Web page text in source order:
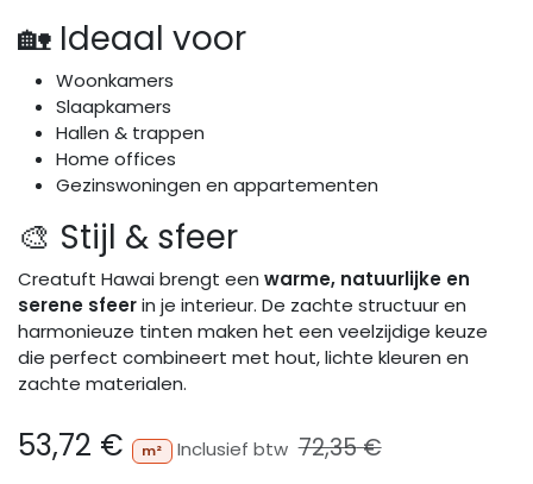
🏡 Ideaal voor
Woonkamers
Slaapkamers
Hallen & trappen
Home offices
Gezinswoningen en appartementen
🎨 Stijl & sfeer
Creatuft Hawai brengt een warme, natuurlijke en
serene sfeerin je interieur. De zachte structuur en
harmonieuze tinten maken het een veelzijdige keuze
die perfect combineert met hout, lichte kleuren en
zachte materialen.
53,72 € m² Inclusief btw 72,35€